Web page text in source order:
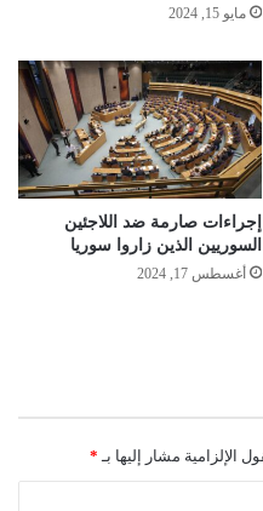
مايو 15, 2024
إجراءات صارمة ضد اللاجئين
السوريين الذين زاروا سوريا
أغسطس 17, 2024
الإلزامية مشار إليها بـ *